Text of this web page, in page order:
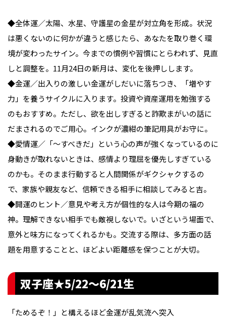
◆全体運／太陽、水星、守護星の金星が対立角を形成。状況
は悪くないのに何かが違うと感じたら、あなたを取り巻く環
境が変わったサイン。今までの慣例や習慣にとらわれず、見直
しと調整を。11月24日の新月は、変化を後押しします。
◆金運／出入りの激しい金運がしだいに落ちつき、「増やす
力」を養うサイクルに入ります。投資や資産運用を勉強する
のもおすすめ。ただし、欲を出しすぎると詐欺まがいの話に
だまされるのでご用心。インクが濃紺の筆記用具がお守に。
◆愛情運／「〜すべきだ」という心の声が強くなっているのに
身動きが取れないときは、感情より理屈を優先しすぎている
のかも。そのまま行動すると人間関係がギクシャクするの
で、家族や親友など、信頼できる相手に相談してみると吉。
◆開運のヒント／意見や考え方が個性的な人は今期の福の
神。理解できない相手でも敵視しないで。いざという場面で、
意外と味方になってくれるかも。交流する際は、多方面の話
題を用意することと、ほどよい距離感を保つことが大切。
双子座★5/22〜6/21生
「ためるぞ！」と構えるほど金運が乱気流へ突入